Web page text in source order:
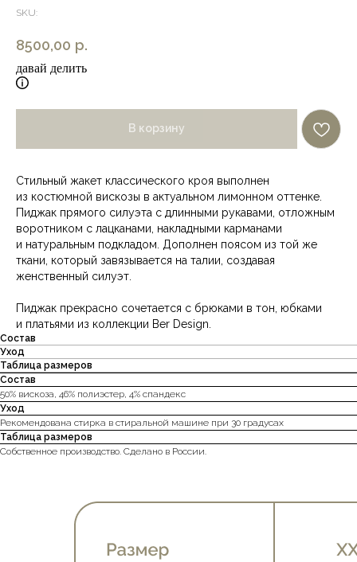
SKU:
8500,00 р.
давай делить
В корзину
Стильный жакет классического кроя выполнен
из костюмной вискозы в актуальном лимонном оттенке.
Пиджак прямого силуэта с длинными рукавами, отложным
воротником с лацканами, накладными карманами
и натуральным подкладом. Дополнен поясом из той же
ткани, который завязывается на талии, создавая
женственный силуэт.
Пиджак прекрасно сочетается с брюками в тон, юбками
и платьями из коллекции Ber Design.
Состав
Уход
Таблица размеров
Состав
50% вискоза, 46% полиэстер, 4% спандекс
Уход
Рекомендована стирка в стиральной машине при 30 градусах
Таблица размеров
Собственное производство. Сделано в России.